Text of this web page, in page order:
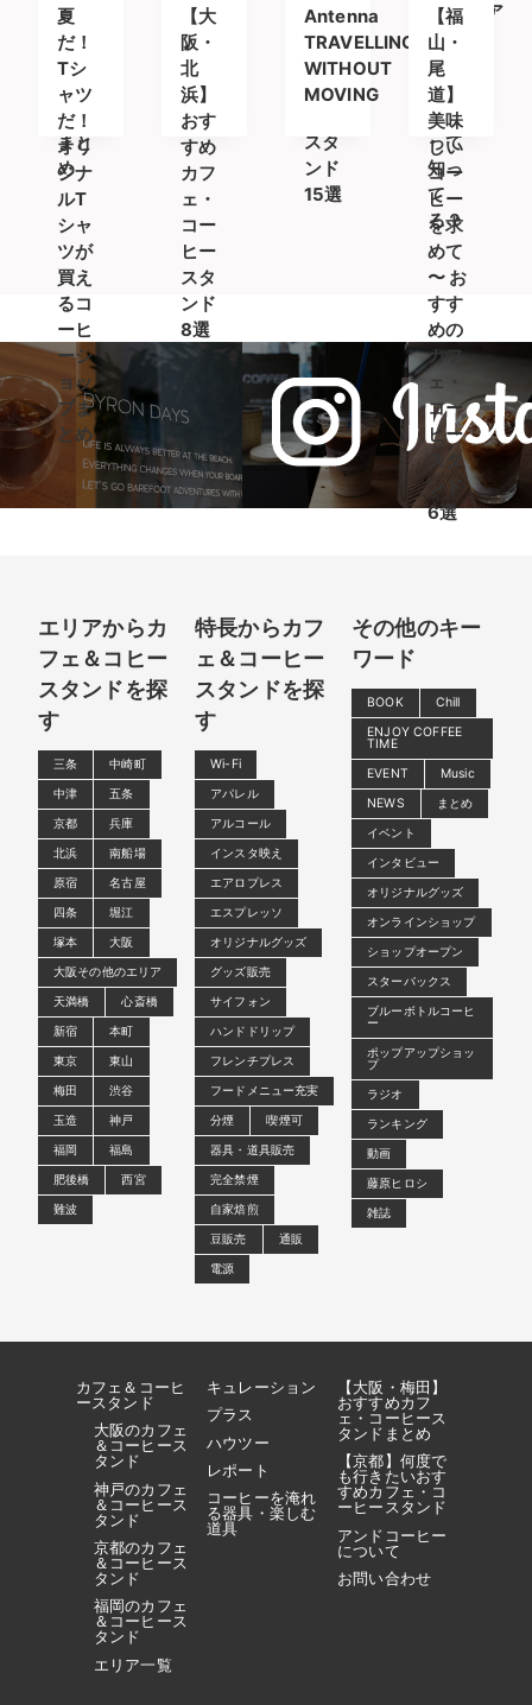
のオ
ンラ
イン
ショ
ップ
まと
め
ェ＆
コー
ヒー
スタ
ンド
すめ
カフ
ェ＆
コー
スタ
ンド
15選
Kyoto(ア
ラビ
カキ
ョウ
ト)」
って
知っ
て
る？
夏
だ！
Tシ
ャツ
だ！
オリ
ジナ
ルT
シャ
ツが
買え
るコ
ーヒ
ーシ
ョッ
プま
とめ
【大
阪・
北
浜】
おす
すめ
カフ
ェ・
コー
ヒー
スタ
ンド
8選
Antenna
TRAVELLING
WITHOUT
MOVING
【福
山・
尾
道】
美味
しい
コー
ヒー
を求
めて
〜 お
すす
めの
カフ
ェ・
コー
ヒー
スタ
ンド
6選
エリアからカ
フェ＆コヒー
スタンドを探
す
三条
中崎町
中津
五条
京都
兵庫
北浜
南船場
原宿
名古屋
四条
堀江
塚本
大阪
大阪その他のエリア
天満橋
心斎橋
新宿
本町
東京
東山
梅田
渋谷
玉造
神戸
福岡
福島
肥後橋
西宮
難波
特長からカフ
ェ＆コーヒー
スタンドを探
す
Wi-Fi
アパレル
アルコール
インスタ映え
エアロプレス
エスプレッソ
オリジナルグッズ
グッズ販売
サイフォン
ハンドドリップ
フレンチプレス
フードメニュー充実
分煙
喫煙可
器具・道具販売
完全禁煙
自家焙煎
豆販売
通販
電源
その他のキー
ワード
BOOK
Chill
ENJOY COFFEE
TIME
EVENT
Music
NEWS
まとめ
イベント
インタビュー
オリジナルグッズ
オンラインショップ
ショップオープン
スターバックス
ブルーボトルコーヒ
ー
ポップアップショッ
プ
ラジオ
ランキング
動画
藤原ヒロシ
雑誌
カフェ＆コーヒ
ースタンド
大阪のカフェ
＆コーヒース
タンド
神戸のカフェ
＆コーヒース
タンド
京都のカフェ
＆コーヒース
タンド
福岡のカフェ
＆コーヒース
タンド
エリア一覧
キュレーション
プラス
ハウツー
レポート
コーヒーを淹れ
る器具・楽しむ
道具
【大阪・梅田】
おすすめカフ
ェ・コーヒース
タンドまとめ
【京都】何度で
も行きたいおす
すめカフェ・コ
ーヒースタンド
アンドコーヒー
について
お問い合わせ